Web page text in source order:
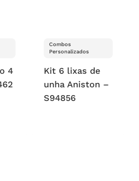
4
Combos
Personalizados
Kit 6 lixas de
unha Aniston –
S94856